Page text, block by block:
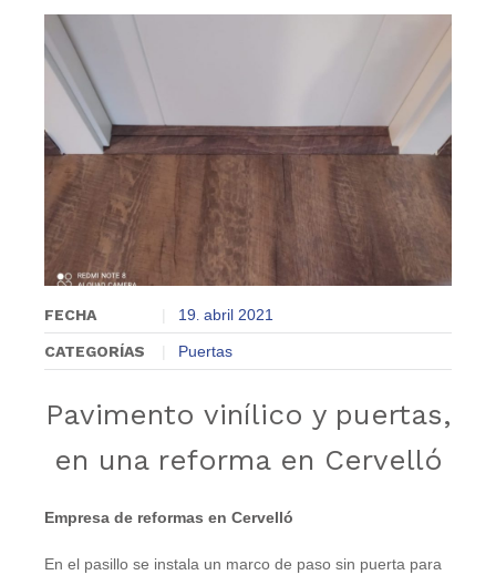
FECHA 19. abril 2021
CATEGORÍAS Puertas
Pavimento vinílico y puertas,
en una reforma en Cervelló
Empresa de reformas en Cervelló
En el pasillo se instala un marco de paso sin puerta para